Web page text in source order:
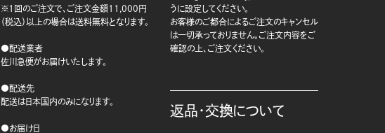
※1回のご注文で、ご注文金額11,000円
（税込）以上の場合は送料無料となります。
●配送業者
佐川急便がお届けいたします。
●配送先
配送は日本国内のみになります。
●お届け日
うに設定してください。
お客様のご都合によるご注文のキャンセル
は一切承っておりません。ご注文内容をご
確認の上、ご注文ください。
返品・交換について